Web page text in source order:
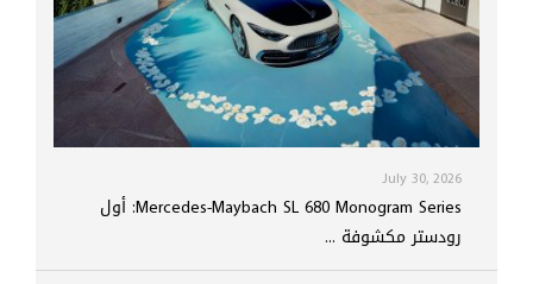
July 30, 2026
Mercedes-Maybach SL 680 Monogram Series: أول
رودستر مكشوفة ...